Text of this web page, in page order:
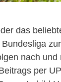
das
nach
per